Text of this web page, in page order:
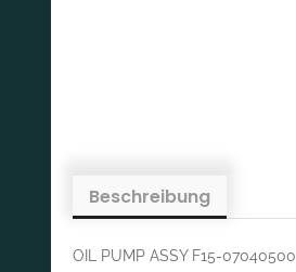
Beschreibung
OIL PUMP ASSY F15-07040500